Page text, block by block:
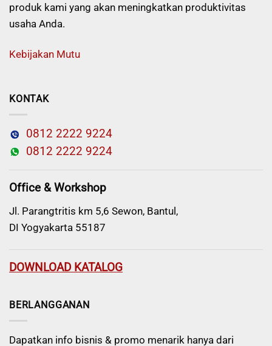
produk kami yang akan meningkatkan produktivitas
usaha Anda.
Kebijakan Mutu
KONTAK
0812 2222 9224
0812 2222 9224
Office & Workshop
Jl. Parangtritis km 5,6 Sewon, Bantul,
DI Yogyakarta 55187
DOWNLOAD KATALOG
BERLANGGANAN
Dapatkan info bisnis & promo menarik hanya dari